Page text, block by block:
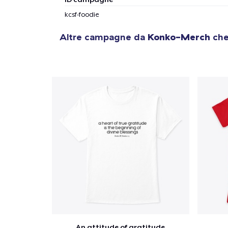
kcsf-foodie
Altre campagne da Konko-Merch